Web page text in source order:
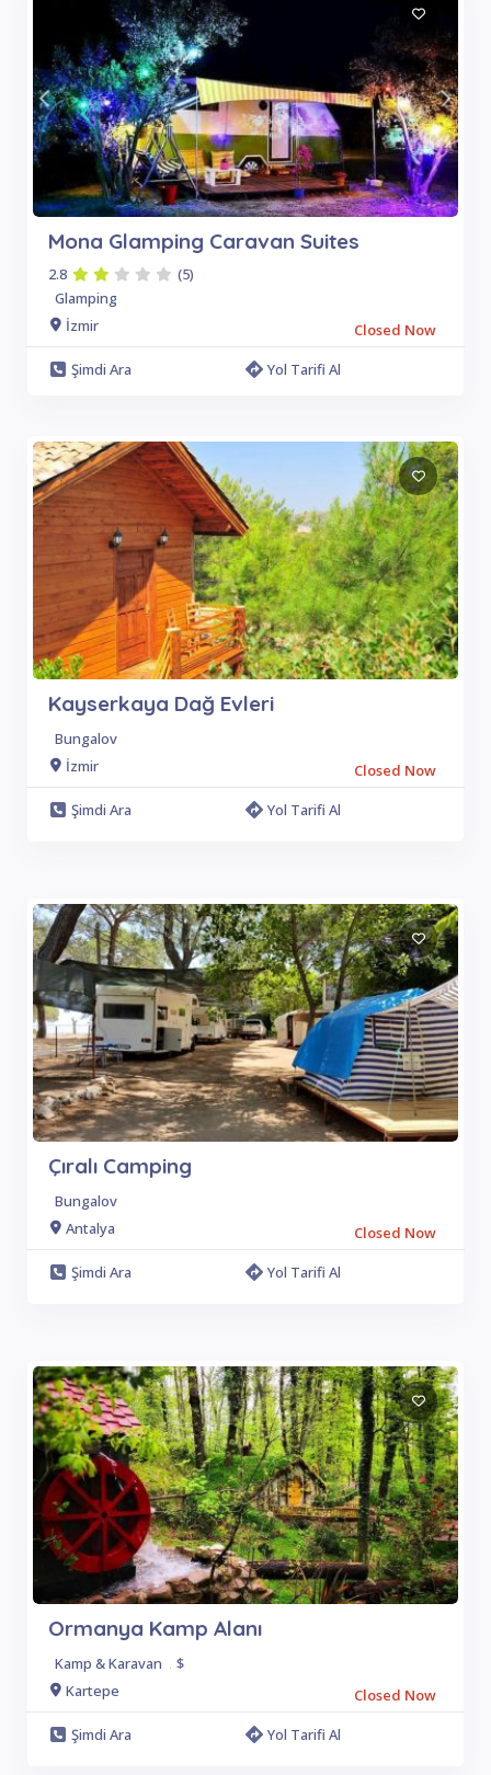
Mona Glamping Caravan Suites
2.8
(5)
Glamping
İzmir
Closed Now
Şimdi Ara
Yol Tarifi Al
Kayserkaya Dağ Evleri
Bungalov
İzmir
Closed Now
Şimdi Ara
Yol Tarifi Al
Çıralı Camping
Bungalov
Antalya
Closed Now
Şimdi Ara
Yol Tarifi Al
Ormanya Kamp Alanı
Kamp & Karavan . $
Kartepe
Closed Now
Şimdi Ara
Yol Tarifi Al